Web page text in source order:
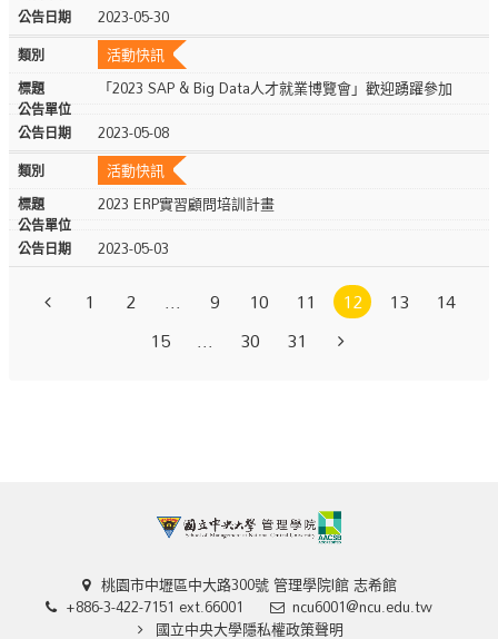
2023-05-30
活動快訊
「2023 SAP & Big Data人才就業博覽會」歡迎踴躍參加
2023-05-08
活動快訊
​​​​​​​2023 ERP實習顧問培訓計畫
2023-05-03
1 2 ... 9 10 11 12 13
14
15
... 30 31
桃園市中壢區中大路300號 管理學院I館 志希館
+886-3-422-7151 ext.66001 ncu6001@ncu.edu.tw
國立中央大學隱私權政策聲明